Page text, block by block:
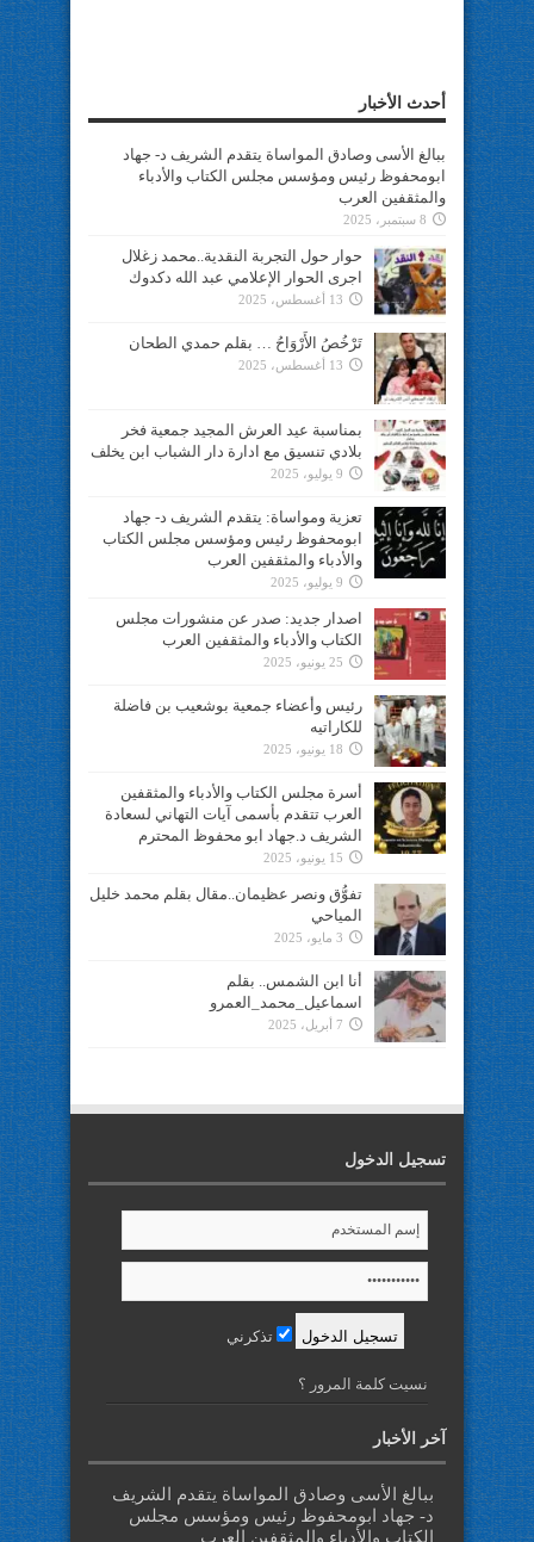
أحدث الأخبار
ببالغ الأسى وصادق المواساة يتقدم الشريف د- جهاد
ابومحفوظ رئيس ومؤسس مجلس الكتاب والأدباء
والمثقفين العرب
8 سبتمبر، 2025
حوار حول التجربة النقدية..محمد زغلال
اجرى الحوار الإعلامي عبد الله دكدوك
13 أغسطس، 2025
تَرْخُصُ الأَرْوَاحُ … بقلم حمدي الطحان
13 أغسطس، 2025
بمناسبة عيد العرش المجيد جمعية فخر
بلادي تنسيق مع ادارة دار الشباب ابن يخلف
9 يوليو، 2025
تعزية ومواساة: يتقدم الشريف د- جهاد
ابومحفوظ رئيس ومؤسس مجلس الكتاب
والأدباء والمثقفين العرب
9 يوليو، 2025
اصدار جديد: صدر عن منشورات مجلس
الكتاب والأدباء والمثقفين العرب
25 يونيو، 2025
رئيس وأعضاء جمعية بوشعيب بن فاضلة
للكاراتيه
18 يونيو، 2025
أسرة مجلس الكتاب والأدباء والمثقفين
العرب تتقدم بأسمى آيات التهاني لسعادة
الشريف د.جهاد ابو محفوظ المحترم
15 يونيو، 2025
تفوُّق ونصر عظيمان..مقال بقلم محمد خليل
المياحي
3 مايو، 2025
أنا ابن الشمس.. بقلم
اسماعيل_محمد_العمرو
7 أبريل، 2025
تسجيل الدخول
تذكرني
نسيت كلمة المرور ؟
آخر الأخبار
ببالغ الأسى وصادق المواساة يتقدم الشريف
د- جهاد ابومحفوظ رئيس ومؤسس مجلس
الكتاب والأدباء والمثقفين العرب